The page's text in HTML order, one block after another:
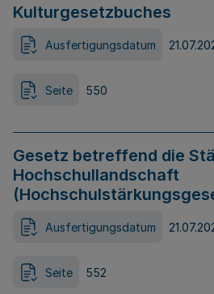
Kulturgesetzbuches
Ausfertigungsdatum
Seite 550
Gesetz betreffend die
Hochschullandschaft
Ausfertigungsdatum
Seite 552